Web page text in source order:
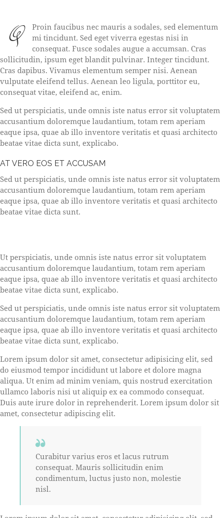
Q
Proin faucibus nec mauris a sodales, sed elementum
mi tincidunt. Sed eget viverra egestas nisi in
consequat. Fusce sodales augue a accumsan. Cras
sollicitudin, ipsum eget blandit pulvinar. Integer tincidunt.
Cras dapibus. Vivamus elementum semper nisi. Aenean
vulputate eleifend tellus. Aenean leo ligula, porttitor eu,
consequat vitae, eleifend ac, enim.
Sed ut perspiciatis, unde omnis iste natus error sit voluptatem
accusantium doloremque laudantium, totam rem aperiam
eaque ipsa, quae ab illo inventore veritatis et quasi architecto
beatae vitae dicta sunt, explicabo.
AT VERO EOS ET ACCUSAM
Sed ut perspiciatis, unde omnis iste natus error sit voluptatem
accusantium doloremque laudantium, totam rem aperiam
eaque ipsa, quae ab illo inventore veritatis et quasi architecto
beatae vitae dicta sunt.
Ut perspiciatis, unde omnis iste natus error sit voluptatem
accusantium doloremque laudantium, totam rem aperiam
eaque ipsa, quae ab illo inventore veritatis et quasi architecto
beatae vitae dicta sunt, explicabo.
Sed ut perspiciatis, unde omnis iste natus error sit voluptatem
accusantium doloremque laudantium, totam rem aperiam
eaque ipsa, quae ab illo inventore veritatis et quasi architecto
beatae vitae dicta sunt, explicabo.
Lorem ipsum dolor sit amet, consectetur adipisicing elit, sed
do eiusmod tempor incididunt ut labore et dolore magna
aliqua. Ut enim ad minim veniam, quis nostrud exercitation
ullamco laboris nisi ut aliquip ex ea commodo consequat.
Duis aute irure dolor in reprehenderit. Lorem ipsum dolor sit
amet, consectetur adipiscing elit.
Curabitur varius eros et lacus rutrum
consequat. Mauris sollicitudin enim
condimentum, luctus justo non, molestie
nisl.